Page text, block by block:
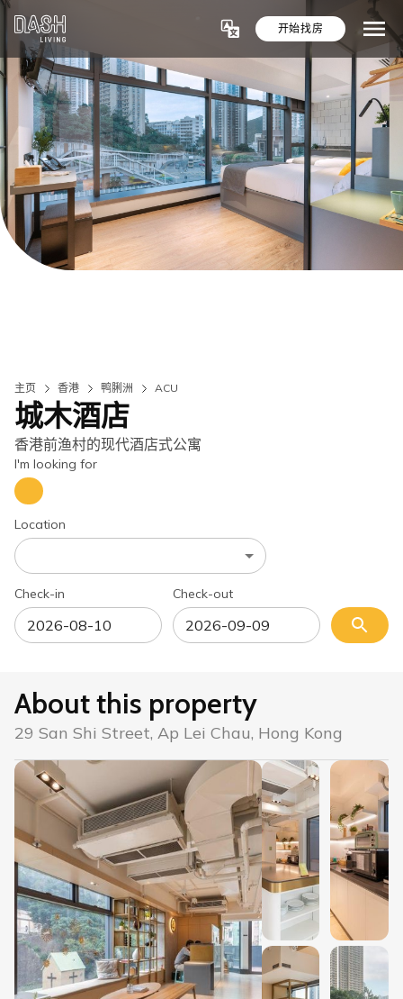
开始找房
主页 香港 鸭脷洲 ACU
城木酒店
香港前渔村的现代酒店式公寓
I'm looking for
Location
Check-in Check-out
About this property
29 San Shi Street, Ap Lei Chau, Hong Kong